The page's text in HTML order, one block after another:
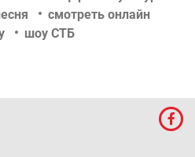
смотреть онлайн
шоу СТБ